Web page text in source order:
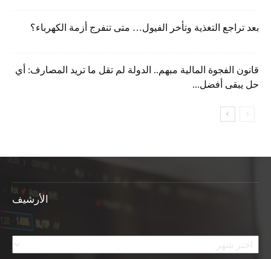
بعد تراجع التغذية وتأخر الفيول… متى تنفرج أزمة الكهرباء؟
قانون الفجوة المالية مبهم.. الدولة لم تقل ما تريد المصارف: أي
حل يبقى أفضل...
الأرشيف
الأرشيف